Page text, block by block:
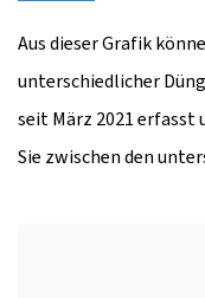
Aus dieser Grafik
unterschiedlicher
seit März 2021
Sie zwischen den